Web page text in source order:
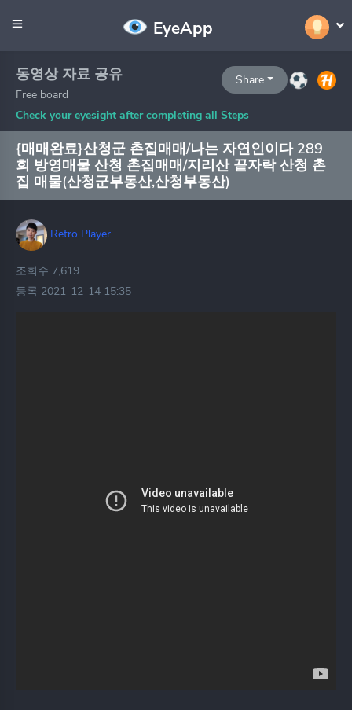
EyeApp
Share
동영상 자료 공유
Free board
Check your eyesight after completing all Steps
{매매완료}산청군 촌집매매/나는 자연인이다 289
회 방영매물 산청 촌집매매/지리산 끝자락 산청 촌
집 매물(산청군부동산,산청부동산)
Retro Player
조회수 7,619
등록 2021-12-14 15:35